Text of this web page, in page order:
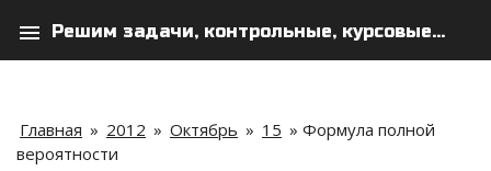
menu Решим задачи, контрольные, курсовые...
Главная » 2012 » Октябрь » 15 » Формула полной
вероятности